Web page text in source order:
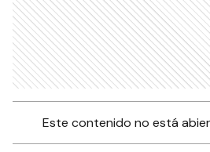
Este contenido no está